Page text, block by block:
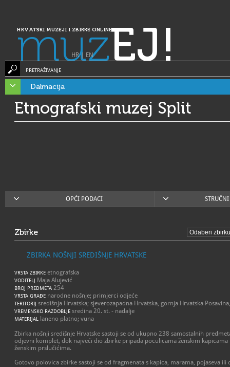
HRVATSKI MUZEJI I ZBIRKE ONLINE
muzEJ!
HR| EN
PRETRAŽIVANJE
Dalmacija
Etnografski muzej Split
OPĆI PODACI
Zbirke
ZBIRKA NOŠNJI SREDIŠNJE HRVATSKE
VRSTA ZBIRKE etnografska
VODITELJ Maja Alujević
BROJ PREDMETA 254
VRSTA GRAĐE narodne nošnje; primjerci odjeće
TERITORIJ središnja Hrvatska; sjeverozapadna Hrvatska, gornja Hrvatska
VREMENSKO RAZDOBLJE sredina 20. st. - nadalje
MATERIJAL laneno platno; vuna
Zbirka nošnji središnje Hrvatske sastoji se od ukupno 238 samostalnih
odjevni komplet, dok najveći dio zbirke pripada poculicama ženskim
ženskim prslučićima.
Gotovo polovica zbirke sastoji se od fragmenata s kapica, marama, pojaseva ili